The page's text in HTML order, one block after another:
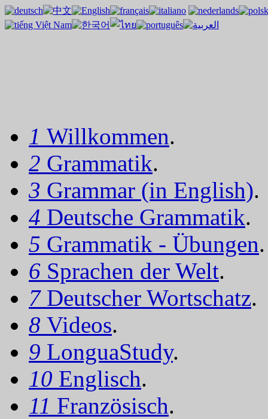
1 Willkommen.
2 Grammatik.
3 Grammar (in English).
4 Deutsche Grammatik.
5 Grammatik - Übungen.
6 Sprachen der Welt.
7 Deutscher Wortschatz.
8 Videos.
9 LonguaStudy.
10 Englisch.
11 Französisch.